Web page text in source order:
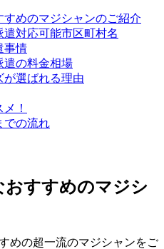
めのマジシャンのご紹介
対応可能市区町村名
事情
遣の料金相場
が選ばれる理由
！
での流れ
おすすめのマジシ
めの超一流のマジシャンをご